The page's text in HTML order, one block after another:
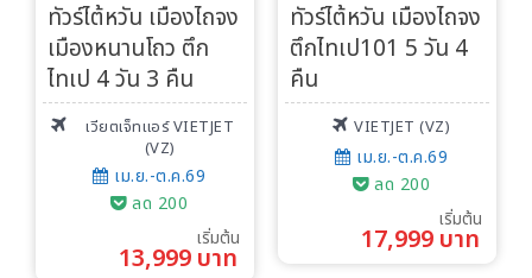
ทัวร์ไต้หวัน เมืองไถจง
เมืองหนานโถว ตึก
ไทเป 4 วัน 3 คืน
เวียตเจ็ทแอร์ VIETJET
(VZ)
เม.ย.-ต.ค.69
ลด 200
เริ่มต้น
13,999 บาท
ทัวร์ไต้หวัน เมืองไถจง
ตึกไทเป101 5 วัน 4
คืน
VIETJET (VZ)
เม.ย.-ต.ค.69
ลด 200
เริ่มต้น
17,999 บาท